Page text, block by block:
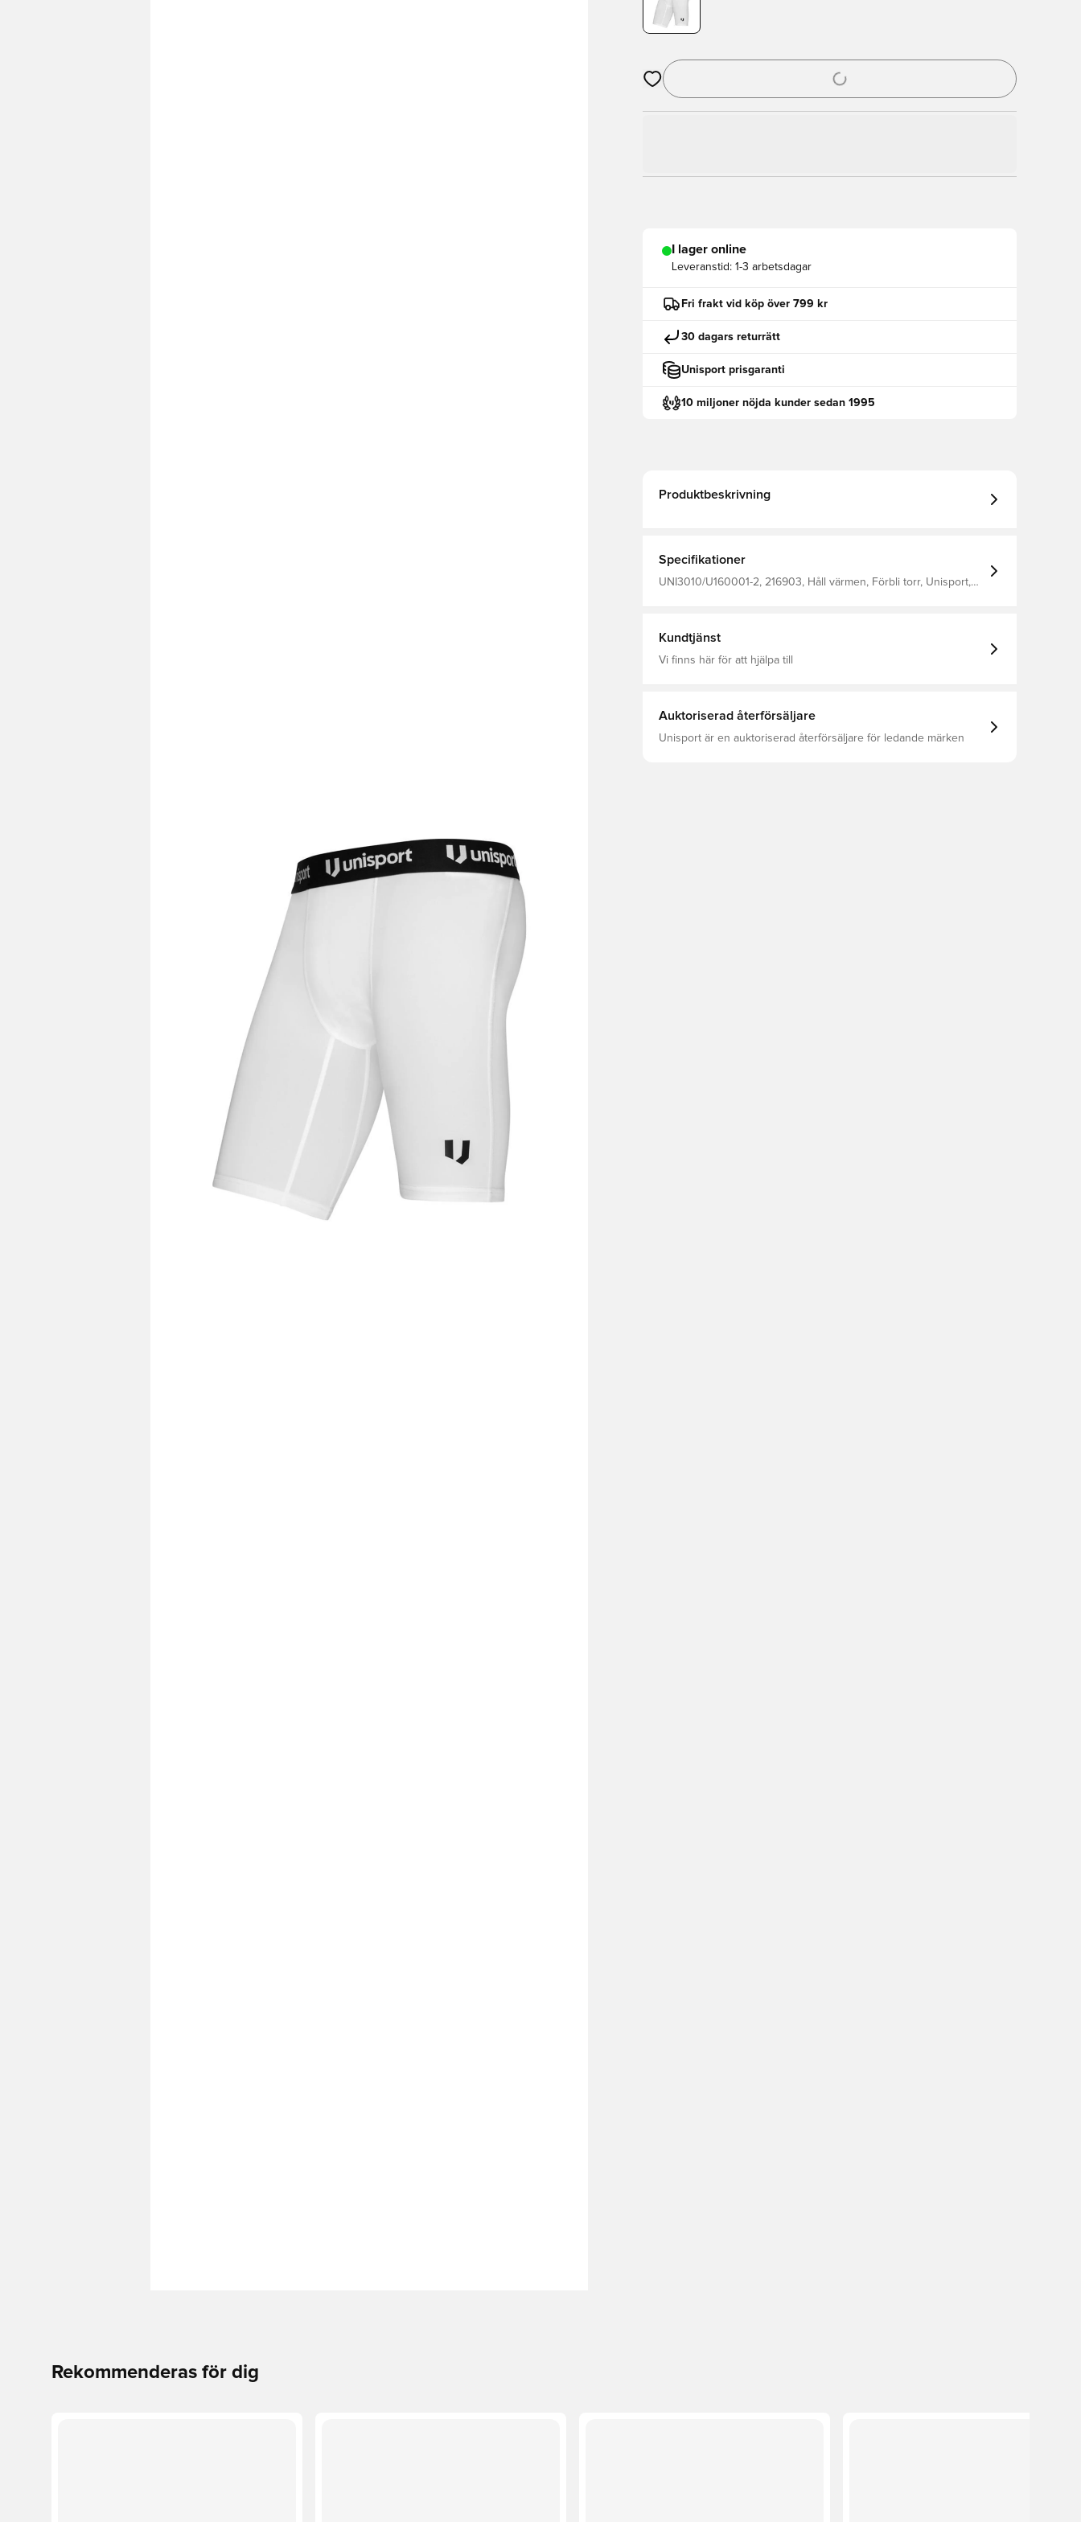
Öppnar en Modal för att logga in eller registrera dig som medlem
I lager online
Leveranstid: 1-3 arbetsdagar
Fri frakt vid köp över 799 kr
30 dagars returrätt
Unisport prisgaranti
10 miljoner nöjda kunder sedan 1995
Produktbeskrivning
Specifikationer
UNI3010/U160001-2, 216903, Håll värmen, Förbli torr, Unisport,
Kundtjänst
Vi finns här för att hjälpa till
Auktoriserad återförsäljare
Unisport är en auktoriserad återförsäljare för ledande märken
Rekommenderas för dig